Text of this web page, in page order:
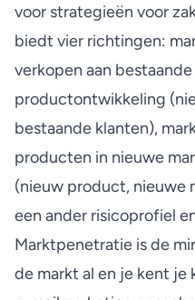
voor strategieën voor
biedt vier richtingen:
verkopen aan
productontwikkeling
bestaande klanten),
producten in nieuwe
(nieuw product, nieuwe
een ander risicoprofiel
Marktpenetratie is de
de markt al en je kent je